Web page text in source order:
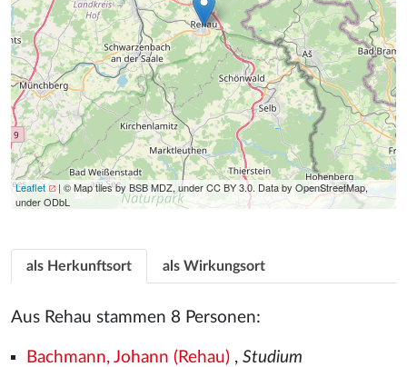
Leaflet
| © Map tiles by BSB MDZ, under CC BY 3.0. Data by OpenStreetMap,
under ODbL
als Herkunftsort als Wirkungsort
Aus Rehau stammen 8 Personen:
Bachmann, Johann (Rehau), Studium